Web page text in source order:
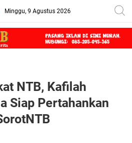
Minggu, 9 Agustus 2026
NTB, Kafilah
Siap Pertahankan